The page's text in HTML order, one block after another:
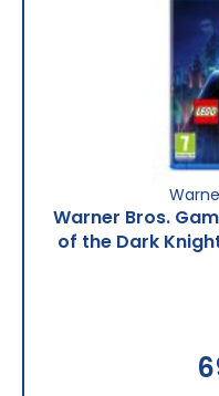
Warner Bros.
of the Dark